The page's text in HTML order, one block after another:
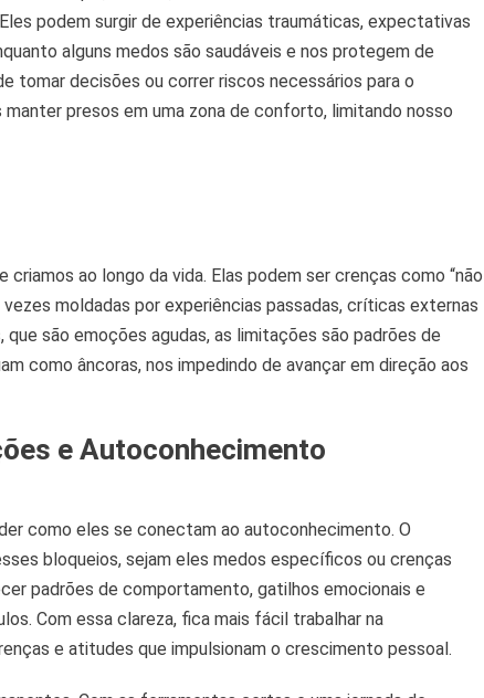
podem surgir de experiências traumáticas, expectativas
alguns medos são saudáveis e nos protegem de
tomar decisões ou correr riscos necessários para o
presos em uma zona de conforto, limitando nosso
ao longo da vida. Elas podem ser crenças como “não
moldadas por experiências passadas, críticas externas
são emoções agudas, as limitações são padrões de
como âncoras, nos impedindo de avançar em direção aos
e Autoconhecimento
como eles se conectam ao autoconhecimento. O
bloqueios, sejam eles medos específicos ou crenças
padrões de comportamento, gatilhos emocionais e
Com essa clareza, fica mais fácil trabalhar na
e atitudes que impulsionam o crescimento pessoal.